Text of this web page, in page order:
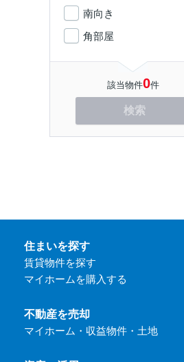
南向き
角部屋
該当物件0件
検索
住まいを探す
賃貸物件を探す
マイホームを購入する
不動産を売却
マイホーム・収益物件・土地